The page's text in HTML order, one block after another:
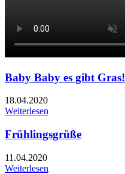
Baby Baby es gibt Gras!
18.04.2020
Weiterlesen
Frühlingsgrüße
11.04.2020
Weiterlesen